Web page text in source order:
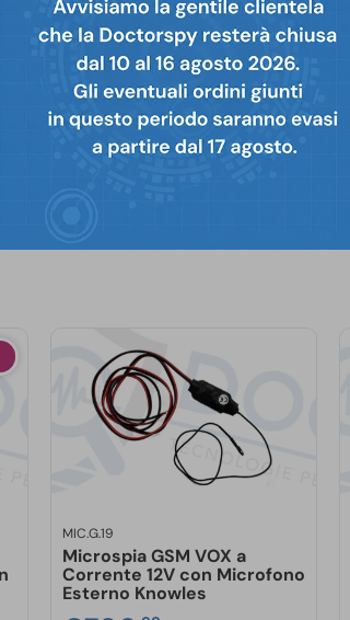
è realizzato
del prodotto più
MIC.G.19
Microspia GSM VOX a
Corrente 12V con Microfono
Esterno Knowles